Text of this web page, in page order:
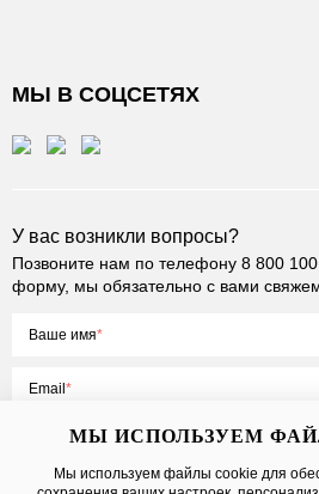
МЫ В СОЦСЕТЯХ
У вас возникли вопросы?
Позвоните нам по телефону 8 800
форму, мы обязательно с вами
Ваше имя
Email
МЫ ИСПОЛЬЗУЕМ
Мы используем файлы cookie для